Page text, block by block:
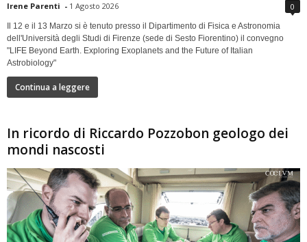
Irene Parenti - 1 Agosto 2026 0
Il 12 e il 13 Marzo si è tenuto presso il Dipartimento di Fisica e Astronomia
dell'Università degli Studi di Firenze (sede di Sesto Fiorentino) il convegno
"LIFE Beyond Earth. Exploring Exoplanets and the Future of Italian
Astrobiology"
Continua a leggere
In ricordo di Riccardo Pozzobon geologo dei
mondi nascosti